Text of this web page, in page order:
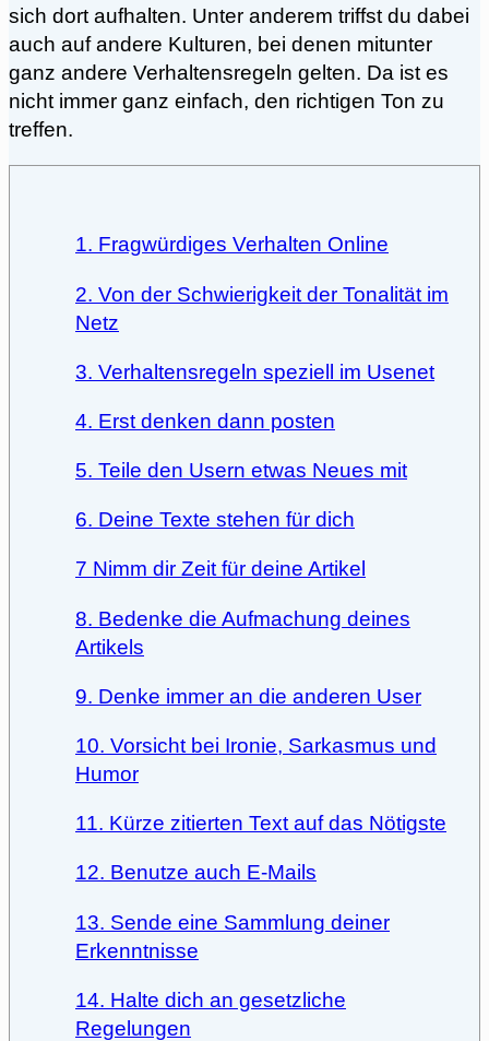
sich dort aufhalten. Unter anderem triffst du dabei
auch auf andere Kulturen, bei denen mitunter
ganz andere Verhaltensregeln gelten. Da ist es
nicht immer ganz einfach, den richtigen Ton zu
treffen.
1. Fragwürdiges Verhalten Online
2. Von der Schwierigkeit der Tonalität im
Netz
3. Verhaltensregeln speziell im Usenet
4. Erst denken dann posten
5. Teile den Usern etwas Neues mit
6. Deine Texte stehen für dich
7 Nimm dir Zeit für deine Artikel
8. Bedenke die Aufmachung deines
Artikels
9. Denke immer an die anderen User
10. Vorsicht bei Ironie, Sarkasmus und
Humor
11. Kürze zitierten Text auf das Nötigste
12. Benutze auch E-Mails
13. Sende eine Sammlung deiner
Erkenntnisse
14. Halte dich an gesetzliche
Regelungen